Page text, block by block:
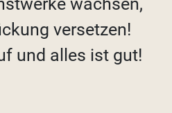
versetzen!
und alles ist gut!